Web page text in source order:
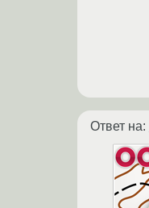
Ответ на: